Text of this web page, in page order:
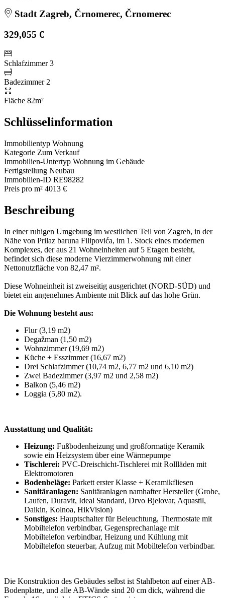
Stadt Zagreb, Črnomerec, Črnomerec
329,055 €
Schlafzimmer 3
Badezimmer 2
Fläche 82m²
Schlüsselinformation
Immobilientyp Wohnung
Kategorie Zum Verkauf
Immobilien-Untertyp Wohnung im Gebäude
Fertigstellung Neubau
Immobilien-ID RE98282
Preis pro m² 4013 €
Beschreibung
In einer ruhigen Umgebung im westlichen Teil von Zagreb, in der
Nähe von Prilaz baruna Filipovića, im 1. Stock eines modernen
Komplexes, der aus 21 Wohneinheiten auf 5 Etagen besteht,
befindet sich diese moderne Vierzimmerwohnung mit einer
Nettonutzfläche von 82,47 m².
Diese Wohneinheit ist zweiseitig ausgerichtet (NORD-SÜD) und
bietet ein angenehmes Ambiente mit Blick auf das hohe Grün.
Die Wohnung besteht aus:
Flur (3,19 m2)
Degažman (1,50 m2)
Wohnzimmer (19,69 m2)
Küche + Esszimmer (16,67 m2)
Drei Schlafzimmer (10,74 m2, 6,77 m2 und 6,10 m2)
Zwei Badezimmer (3,97 m2 und 2,58 m2)
Balkon (5,46 m2)
Loggia (5,80 m2).
Ausstattung und Qualität:
Heizung: Fußbodenheizung und großformatige Keramik
sowie ein Heizsystem über eine Wärmepumpe
Tischlerei: PVC-Dreischicht-Tischlerei mit Rollläden mit
Elektromotoren
Bodenbeläge: Parkett erster Klasse + Keramikfliesen
Sanitäranlagen: Sanitäranlagen namhafter Hersteller (Grohe,
Laufen, Duravit, Ideal Standard, Drvo Bjelovar, Aquastil,
Daikin, Kolnoa, HikVision)
Sonstiges: Hauptschalter für Beleuchtung, Thermostate mit
Mobiltelefon verbindbar, Gegensprechanlage mit
Mobiltelefon verbindbar, Heizung und Kühlung mit
Mobiltelefon steuerbar, Aufzug mit Mobiltelefon verbindbar.
Die Konstruktion des Gebäudes selbst ist Stahlbeton auf einer AB-
Bodenplatte, und alle AB-Wände sind 20 cm dick, während die